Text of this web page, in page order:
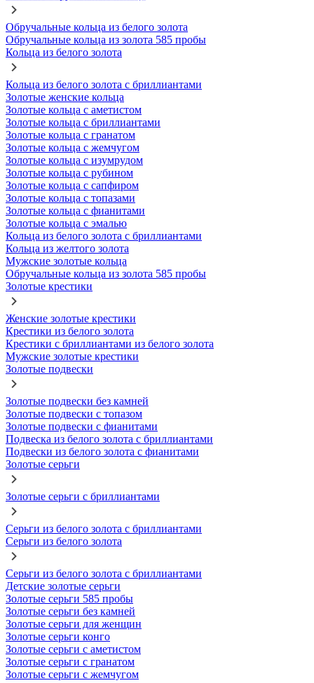
Обручальные кольца из белого золота
Обручальные кольца из золота 585 пробы
Кольца из белого золота
Кольца из белого золота с бриллиантами
Золотые женские кольца
Золотые кольца с аметистом
Золотые кольца с бриллиантами
Золотые кольца с гранатом
Золотые кольца с жемчугом
Золотые кольца с изумрудом
Золотые кольца с рубином
Золотые кольца с сапфиром
Золотые кольца с топазами
Золотые кольца с фианитами
Золотые кольца с эмалью
Кольца из белого золота с бриллиантами
Кольца из желтого золота
Мужские золотые кольца
Обручальные кольца из золота 585 пробы
Золотые крестики
Женские золотые крестики
Крестики из белого золота
Крестики с бриллиантами из белого золота
Мужские золотые крестики
Золотые подвески
Золотые подвески без камней
Золотые подвески с топазом
Золотые подвески с фианитами
Подвеска из белого золота с бриллиантами
Подвески из белого золота с фианитами
Золотые серьги
Золотые серьги с бриллиантами
Серьги из белого золота с бриллиантами
Серьги из белого золота
Серьги из белого золота с бриллиантами
Детские золотые серьги
Золотые серьги 585 пробы
Золотые серьги без камней
Золотые серьги для женщин
Золотые серьги конго
Золотые серьги с аметистом
Золотые серьги с гранатом
Золотые серьги с жемчугом